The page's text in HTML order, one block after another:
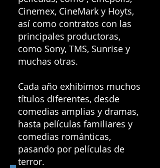
Cinemex, CineMark y Hoyts,
así como contratos con las
principales productoras,
como Sony, TMS, Sunrise y
muchas otras.
Cada año exhibimos muchos
títulos diferentes, desde
comedias amplias y dramas,
hasta películas familiares y
comedias románticas,
pasando por películas de
terror.